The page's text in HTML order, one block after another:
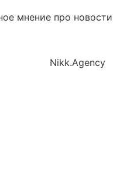
мнение про
Nikk.Agency